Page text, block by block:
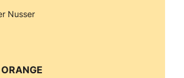
Nusser